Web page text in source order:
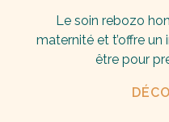
Le soin rebozo
maternité et t’offre un
être pour